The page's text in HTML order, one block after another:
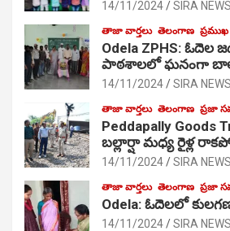
14/11/2024 SIRA NEWS
తాజా వార్తలు తెలంగాణ ప్రముఖ
Odela ZPHS: ఓదెల
పాఠ‌శాల‌లో ఘనంగా
14/11/2024 SIRA NEWS
తాజా వార్తలు తెలంగాణ ప్రజా
Peddapally Goods
బల్లార్షా మధ్య రైళ్ల
14/11/2024 SIRA NEWS
తాజా వార్తలు తెలంగాణ ప్రజా
Odela: ఓదెలలో
14/11/2024 SIRA NEWS